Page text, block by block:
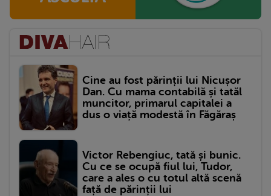
Cine au fost părinții lui Nicușor
Dan. Cu mama contabilă și tatăl
muncitor, primarul capitalei a
dus o viață modestă în Făgăraș
Victor Rebengiuc, tată și bunic.
Cu ce se ocupă fiul lui, Tudor,
care a ales o cu totul altă scenă
față de părinții lui